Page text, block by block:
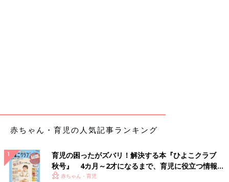
赤ちゃん・育児の人気記事ランキング
育児の困ったがズバリ！解決する本『ひよこクラブ
秋号』 4カ月～2才になるまで、育児に役立つ情報が
いっぱい！
赤ちゃん・育児